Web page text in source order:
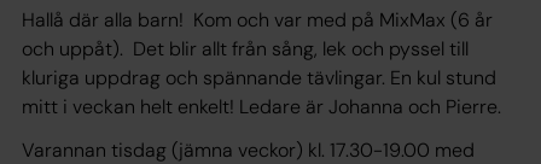
Hallå där alla barn! Kom och var med på MixMax (6 år
och uppåt). Det blir allt från sång, lek och pyssel till
kluriga uppdrag och spännande tävlingar. En kul stund
mitt i veckan helt enkelt! Ledare är Johanna och Pierre.
Varannan tisdag (jämna veckor) kl. 17.30-19.00 med